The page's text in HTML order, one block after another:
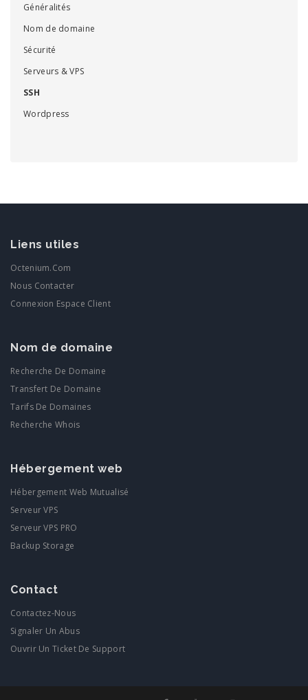
Généralités
Nom de domaine
Sécurité
Serveurs & VPS
SSH
Wordpress
Liens utiles
Octenium.com
Nous Contacter
Connexion Espace Client
Nom de domaine
Recherche De Domaine
Transfert De Domaine
Tarifs De Domaines
Recherche Whois
Hébergement web
Hébergement Web Mutualisé
Serveur VPS
Serveur VPS PRO
Backup Storage
Contact
Contactez-Nous
Signaler Un Abus
Ouvrir Un Ticket De Support